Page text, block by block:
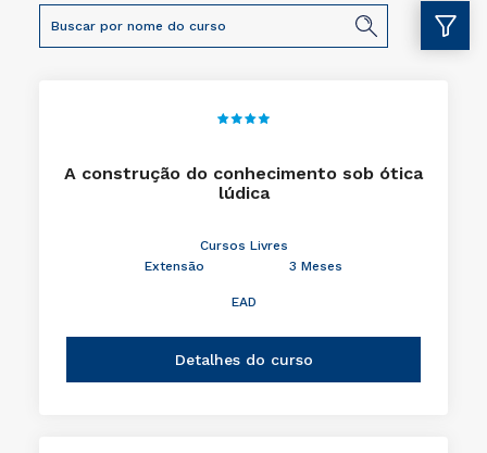
A construção do conhecimento sob ótica
lúdica
Cursos Livres
Extensão
3 Meses
EAD
Detalhes do curso